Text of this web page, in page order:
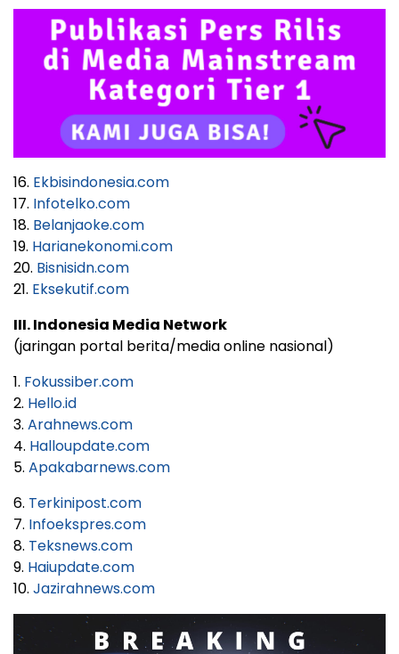
16. Ekbisindonesia.com
17. Infotelko.com
18. Belanjaoke.com
19. Harianekonomi.com
20. Bisnisidn.com
21. Eksekutif.com
III. Indonesia Media Network
(jaringan portal berita/media online nasional)
1. Fokussiber.com
2. Hello.id
3. Arahnews.com
4. Halloupdate.com
5. Apakabarnews.com
6. Terkinipost.com
7. Infoekspres.com
8. Teksnews.com
9. Haiupdate.com
10. Jazirahnews.com